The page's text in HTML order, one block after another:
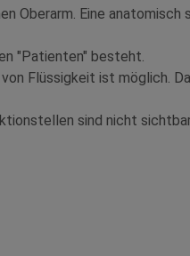
Oberarm. Eine
"Patienten" besteht.
Flüssigkeit ist möglich.
sind nicht